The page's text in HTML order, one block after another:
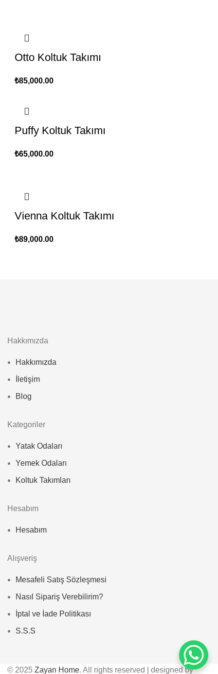
Otto Koltuk Takımı
₺85,000.00
Puffy Koltuk Takımı
₺65,000.00
Vienna Koltuk Takımı
₺89,000.00
Hakkımızda
Hakkımızda
İletişim
Blog
Kategoriler
Yatak Odaları
Yemek Odaları
Koltuk Takımları
Hesabım
Hesabım
Alışveriş
Mesafeli Satış Sözleşmesi
Nasıl Sipariş Verebilirim?
İptal ve İade Politikası
S.S.S
© 2025 Zayan Home. All rights reserved | designed by